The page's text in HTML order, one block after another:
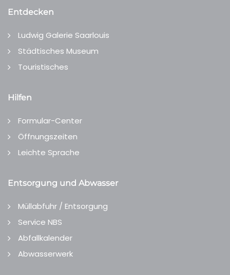
Entdecken
Ludwig Galerie Saarlouis
Städtisches Museum
Touristisches
Hilfen
Formular-Center
Öffnungszeiten
Leichte Sprache
Entsorgung und Abwasser
Müllabfuhr / Entsorgung
Service NBS
Abfallkalender
Abwasserwerk